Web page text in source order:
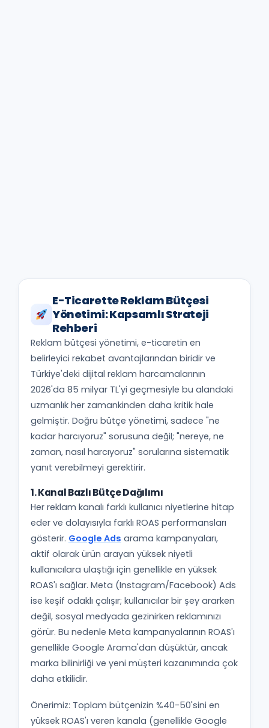
E-Ticarette Reklam Bütçesi
Yönetimi: Kapsamlı Strateji
Rehberi
Reklam bütçesi yönetimi, e-ticaretin en
belirleyici rekabet avantajlarından biridir ve
Türkiye'deki dijital reklam harcamalarının
2026'da 85 milyar TL'yi geçmesiyle bu alandaki
uzmanlık her zamankinden daha kritik hale
gelmiştir. Doğru bütçe yönetimi, sadece "ne
kadar harcıyoruz" sorusuna değil; "nereye, ne
zaman, nasıl harcıyoruz" sorularına sistematik
yanıt verebilmeyi gerektirir.
1. Kanal Bazlı Bütçe Dağılımı
Her reklam kanalı farklı kullanıcı niyetlerine hitap
eder ve dolayısıyla farklı ROAS performansları
gösterir. Google Ads arama kampanyaları,
aktif olarak ürün arayan yüksek niyetli
kullanıcılara ulaştığı için genellikle en yüksek
ROAS'ı sağlar. Meta (Instagram/Facebook) Ads
ise keşif odaklı çalışır; kullanıcılar bir şey ararken
değil, sosyal medyada gezinirken reklamınızı
görür. Bu nedenle Meta kampanyalarının ROAS'ı
genellikle Google Arama'dan düşüktür, ancak
marka bilinirliği ve yeni müşteri kazanımında çok
daha etkilidir.
Önerimiz: Toplam bütçenizin %40-50'sini en
yüksek ROAS'ı veren kanala (genellikle Google